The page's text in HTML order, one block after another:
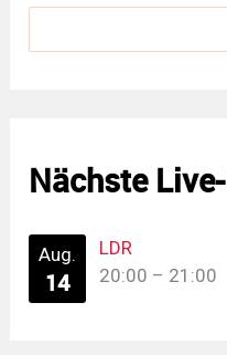
Nächste
Aug.
14
LDR
20:00 – 21:00